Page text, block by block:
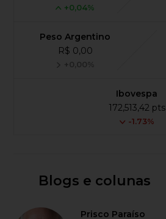
+0,04%
Peso Argentino
R$ 0,00
+0,00%
Ibovespa
172,513,42 pts
-1.73%
Blogs e colunas
Prisco Paraíso